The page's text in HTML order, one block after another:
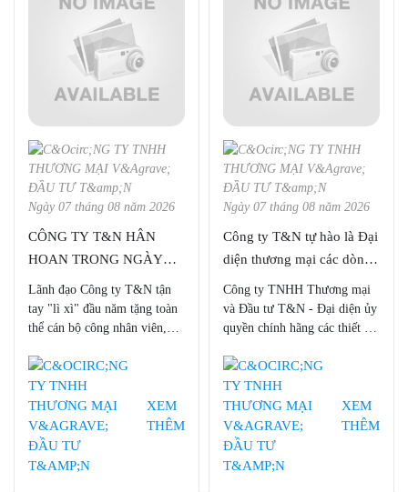
phẩm chất lượng nhất.
Ngày 07 tháng 08 năm 2026
CÔNG TY T&N HÂN
HOAN TRONG NGÀY
ĐẦU TRỞ LẠI LÀM VIỆC
Lãnh đạo Công ty T&N tận
tay "lì xì" đầu năm tặng toàn
thể cán bộ công nhân viên,
Dần 2022 tấn tài, tấn lộc!
XEM
THÊM
Ngày 07 tháng 08 năm 2026
Công ty T&N tự hào là Đại
diện thương mại các dòng
sản phẩm của Hãng Bruker
tại Việt Nam
Công ty TNHH Thương mại
và Đầu tư T&N - Đại diện ủy
quyền chính hãng các thiết bị
Nam. Với trên 15 năm kinh
nghiệm, Công ty chúng tôi tự
hào là nhà cung cấp và phân
phối các sản phẩm thiết bị
khoa học kỹ thuật cho phòng
thí nghiệm, nghiên cứu, kiểm
XEM
THÊM